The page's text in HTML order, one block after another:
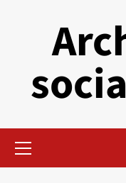
principal